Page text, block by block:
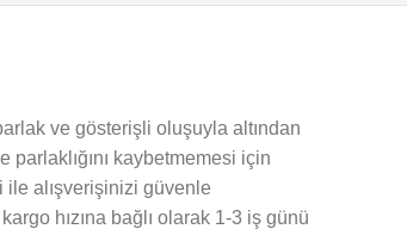
ve gösterişli oluşuyla altından
parlaklığını kaybetmemesi için
ile alışverişinizi güvenle
hızına bağlı olarak 1-3 iş günü